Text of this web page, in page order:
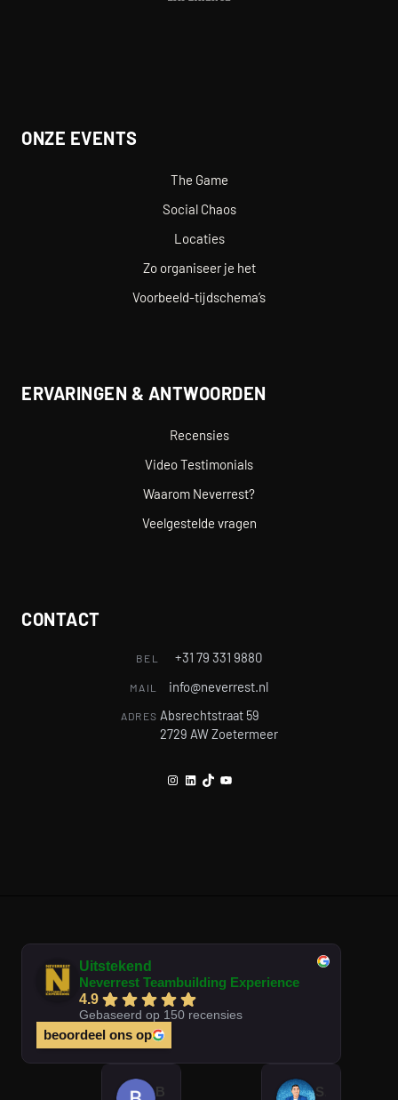
ONZE EVENTS
The Game
Social Chaos
Locaties
Zo organiseer je het
Voorbeeld-tijdschema’s
ERVARINGEN & ANTWOORDEN
Recensies
Video Testimonials
Waarom Neverrest?
Veelgestelde vragen
CONTACT
BEL +31 79 331 9880
MAIL info@neverrest.nl
ADRES Absrechtstraat 59
2729 AW Zoetermeer
Instagram
LinkedIn
TikTokYouTube
Uitstekend
Neverrest Teambuilding Experience
4.9
Gebaseerd op 150 recensies
beoordeel ons op